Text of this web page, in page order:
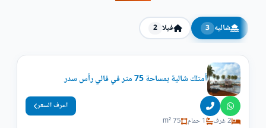
شاليه 3 فيلا 2
أمتلك شالية بمساحة 75 متر في فالي رأس سدر
2 غرف 1 حمام 75 m²
اعرف السعر